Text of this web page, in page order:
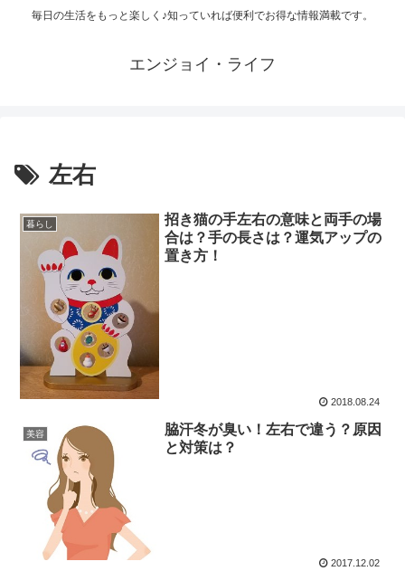
毎日の生活をもっと楽しく♪知っていれば便利でお得な情報満載です。
エンジョイ・ライフ
左右
暮らし
招き猫の手左右の意味と両手の場
合は？手の長さは？運気アップの
置き方！
2018.08.24
美容
脇汗冬が臭い！左右で違う？原因
と対策は？
2017.12.02